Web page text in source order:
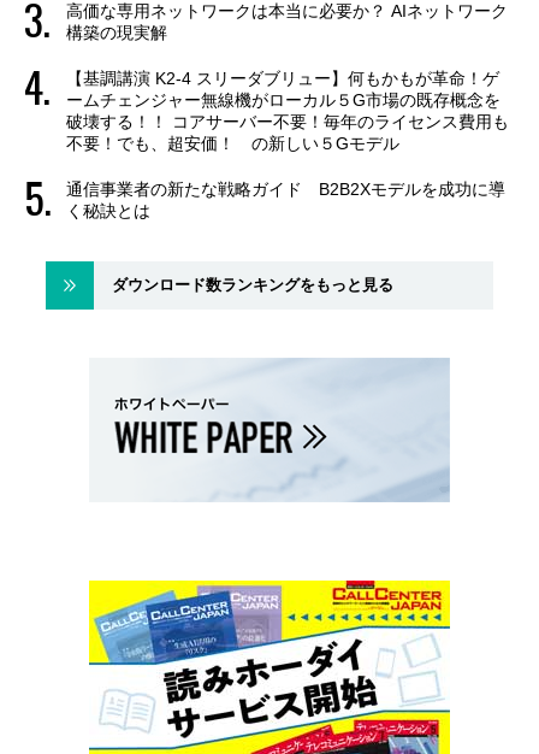
高価な専用ネットワークは本当に必要か？ AIネットワーク
構築の現実解
【基調講演 K2-4 スリーダブリュー】何もかもが革命！ゲ
ームチェンジャー無線機がローカル５G市場の既存概念を
破壊する！！ コアサーバー不要！毎年のライセンス費用も
不要！でも、超安価！ の新しい５Gモデル
通信事業者の新たな戦略ガイド B2B2Xモデルを成功に導
く秘訣とは
ダウンロード数ランキングをもっと見る